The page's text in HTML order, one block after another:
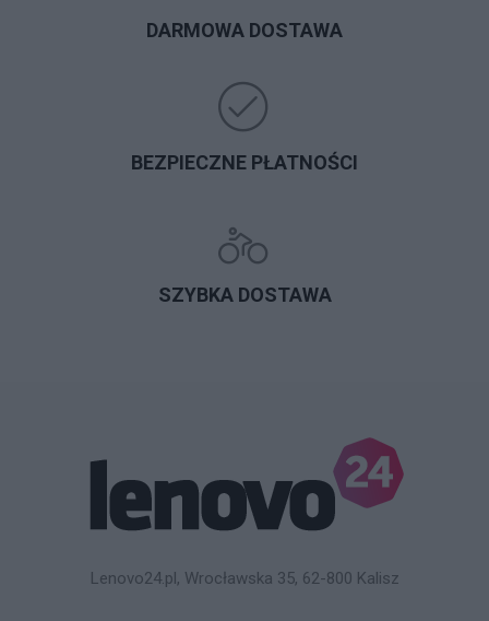
DARMOWA DOSTAWA
BEZPIECZNE PŁATNOŚCI
SZYBKA DOSTAWA
Lenovo24.pl, Wrocławska 35, 62-800 Kalisz